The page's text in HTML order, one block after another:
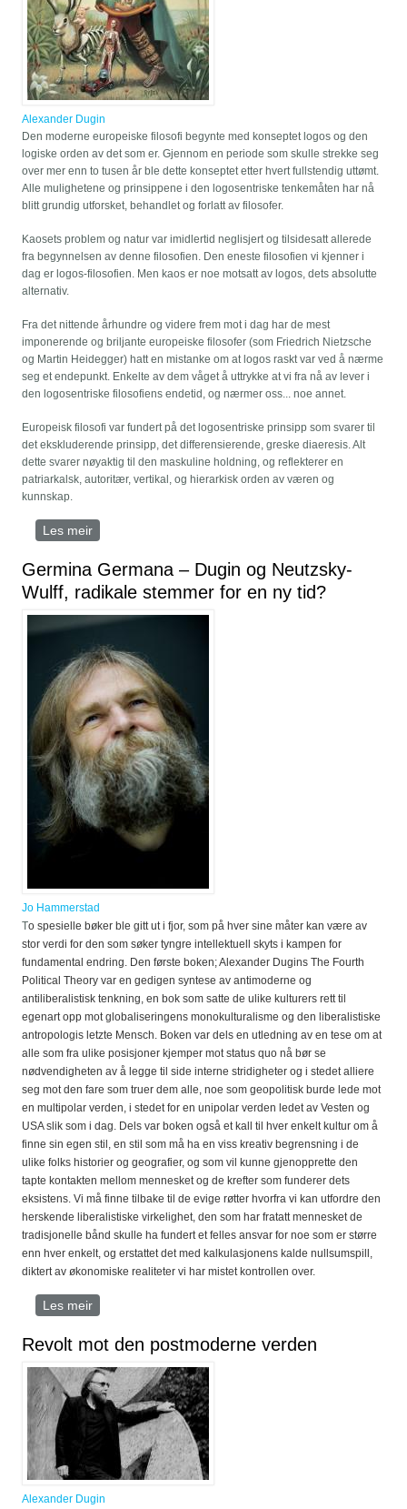
Alexander Dugin
Den moderne europeiske filosofi begynte med konseptet logos og den
logiske orden av det som er. Gjennom en periode som skulle strekke seg
over mer enn to tusen år ble dette konseptet etter hvert fullstendig uttømt.
Alle mulighetene og prinsippene i den logosentriske tenkemåten har nå
blitt grundig utforsket, behandlet og forlatt av filosofer.
Kaosets problem og natur var imidlertid neglisjert og tilsidesatt allerede
fra begynnelsen av denne filosofien. Den eneste filosofien vi kjenner i
dag er logos-filosofien. Men kaos er noe motsatt av logos, dets absolutte
alternativ.
Fra det nittende århundre og videre frem mot i dag har de mest
imponerende og briljante europeiske filosofer (som Friedrich Nietzsche
og Martin Heidegger) hatt en mistanke om at logos raskt var ved å nærme
seg et endepunkt. Enkelte av dem våget å uttrykke at vi fra nå av lever i
den logosentriske filosofiens endetid, og nærmer oss... noe annet.
Europeisk filosofi var fundert på det logosentriske prinsipp som svarer til
det ekskluderende prinsipp, det differensierende, greske diaeresis. Alt
dette svarer nøyaktig til den maskuline holdning, og reflekterer en
patriarkalsk, autoritær, vertikal, og hierarkisk orden av væren og
kunnskap.
Les meir
Germina Germana – Dugin og Neutzsky-
Wulff, radikale stemmer for en ny tid?
Jo Hammerstad
To spesielle bøker ble gitt ut i fjor, som på hver sine måter kan være av
stor verdi for den som søker tyngre intellektuell skyts i kampen for
fundamental endring. Den første boken; Alexander DuginsThe Fourth
Political Theory var en gedigen syntese av antimoderne og
antiliberalistisk tenkning, en bok som satte de ulike kulturers rett til
egenart opp mot globaliseringens monokulturalisme og den liberalistiske
antropologis letzte Mensch. Boken var dels en utledning av en tese om at
alle som fra ulike posisjoner kjemper mot status quo nå bør se
nødvendigheten av å legge til side interne stridigheter og i stedet alliere
seg mot den fare som truer dem alle, noe som geopolitisk burde lede mot
en multipolar verden, i stedet for en unipolar verden ledet av Vesten og
USA slik som i dag. Dels var boken også et kall til hver enkelt kultur om å
finne sin egen stil, en stil som må ha en viss kreativ begrensning i de
ulike folks historier og geografier, og som vil kunne gjenopprette den
tapte kontakten mellom mennesket og de krefter som funderer dets
eksistens. Vi må finne tilbake til de evige røtter hvorfra vi kan utfordre den
herskende liberalistiske virkelighet, den som har fratatt mennesket de
tradisjonelle bånd skulle ha fundert et felles ansvar for noe som er større
enn hver enkelt, og erstattet det med kalkulasjonens kalde nullsumspill,
diktert av økonomiske realiteter vi har mistet kontrollen over.
Les meir
Revolt mot den postmoderne verden
Alexander Dugin